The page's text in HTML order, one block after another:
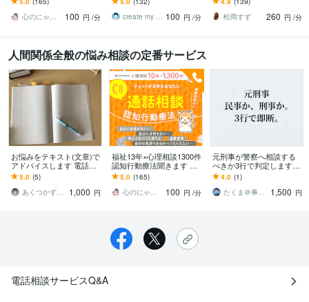
関係の悩みに寄り添いア
ドバイス
心のにゃん友 ゆかこ【うつ・復縁相談】
100 円 /分
合よく使われる、マウン
トを取られるとき
create my life 100 円 /分
を出して⭐️吐き出して‼️
松岡すず
260 円 /分
人間関係全般の悩み相談の定番サービス
お悩みをテキスト(文章)で
アドバイスします 電話だ
と緊張する、話すのが苦
手な方はご相談くださ
い。
5.0 (5)
あくつかずえアドラー流メンタルトレーナー
1,000 円
福祉13年×心理相談1300件
認知行動療法聞きます コ
コナラ10年1300件で人間
関係の悩みに寄り添いア
ドバイス
5.0 (165)
心のにゃん友 ゆかこ【うつ・復縁相談】
100 円 /分
元刑事が警察へ相談する
べきか3行で判定します
【民事か刑事か】警察の
判断基準で冷静に判定
4.0 (1)
たくま＠事件相談（警察官歴15年）
1,500 円
電話相談サービスQ&A